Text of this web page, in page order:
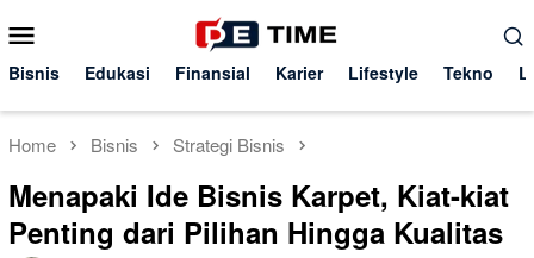
to
contentMenu
Bisnis Edukasi Finansial Karier Lifestyle Tekno
Home Bisnis Strategi Bisnis
Menapaki Ide Bisnis Karpet, Kiat-kiat
Penting dari Pilihan Hingga Kualitas